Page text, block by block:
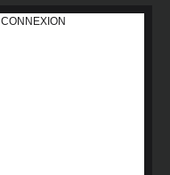
CONNEXION